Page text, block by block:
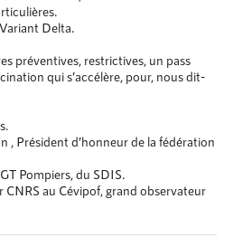
Delta.
préventives, restrictives, un pass
qui s’accélère, pour, nous dit-
, Président d’honneur de la fédération
Pompiers, du SDIS.
au Cévipof, grand observateur